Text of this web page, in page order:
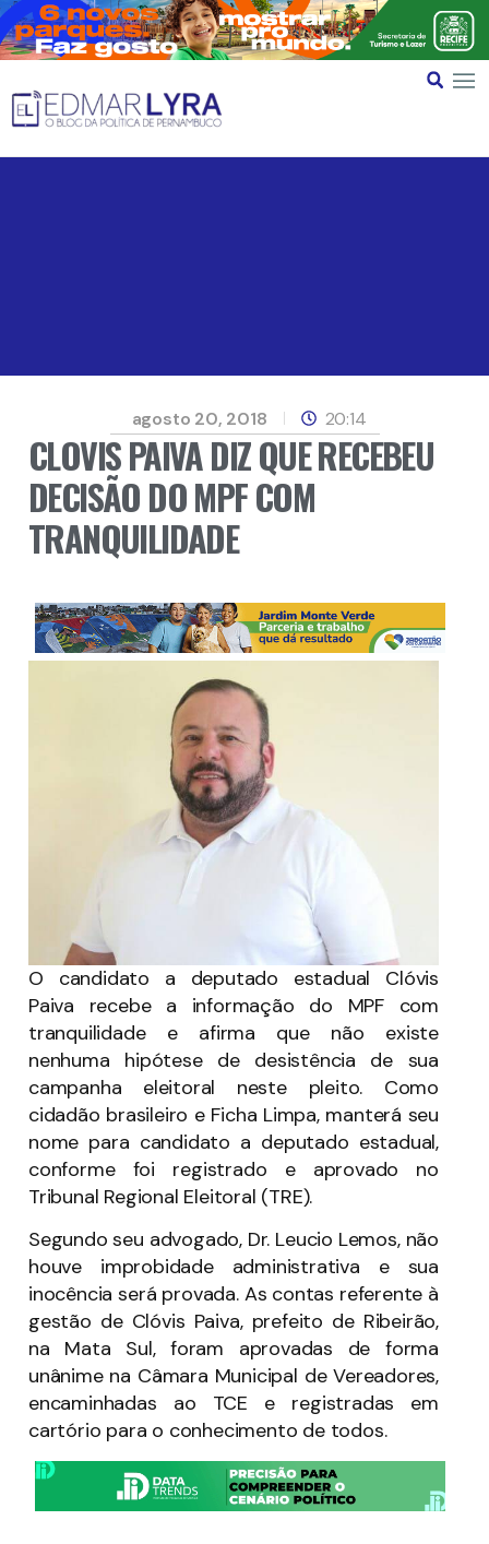
agosto 20, 2018 20:14
CLOVIS PAIVA DIZ QUE RECEBEU
DECISÃO DO MPF COM
TRANQUILIDADE
O candidato a deputado estadual Clóvis
Paiva recebe a informação do MPF com
tranquilidade e afirma que não existe
nenhuma hipótese de desistência de sua
campanha eleitoral neste pleito. Como
cidadão brasileiro e Ficha Limpa, manterá seu
nome para candidato a deputado estadual,
conforme foi registrado e aprovado no
Tribunal Regional Eleitoral (TRE).
Segundo seu advogado, Dr. Leucio Lemos, não
houve improbidade administrativa e sua
inocência será provada. As contas referente à
gestão de Clóvis Paiva, prefeito de Ribeirão,
na Mata Sul, foram aprovadas de forma
unânime na Câmara Municipal de Vereadores,
encaminhadas ao TCE e registradas em
cartório para o conhecimento de todos.